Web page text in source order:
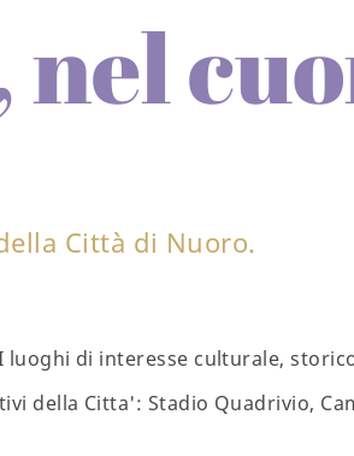
Città di Nuoro.
di interesse culturale,
della Citta': Stadio Quadrivio,